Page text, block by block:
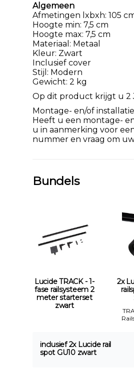
Algemeen
Afmetingen lxbxh: 105
Hoogte min: 7,5 cm
Hoogte max: 7,5 cm
Materiaal: Metaal
Kleur: Zwart
Inclusief cover
Stijl: Modern
Gewicht: 2 kg
Op dit product krijgt u 2
Montage- en/of
Heeft u een montage-
u in aanmerking voor
nummer en vraag om
Bundels
Lucide TRACK - 1-
fase railsysteem 2
meter starterset
zwart
2x
inclusief 2x Lucide rail
spot GU10 zwart